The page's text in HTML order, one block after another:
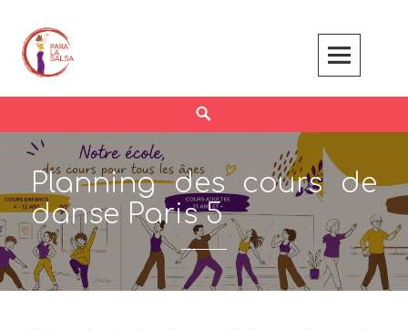
content
Planning des cours de
danse Paris 5